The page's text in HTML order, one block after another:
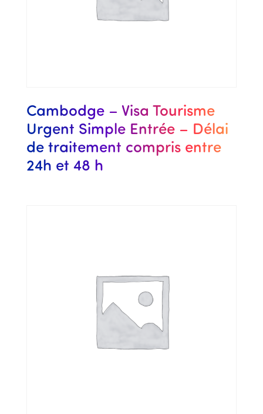
Cambodge – Visa Tourisme
Urgent Simple Entrée – Délai
de traitement compris entre
24h et 48 h